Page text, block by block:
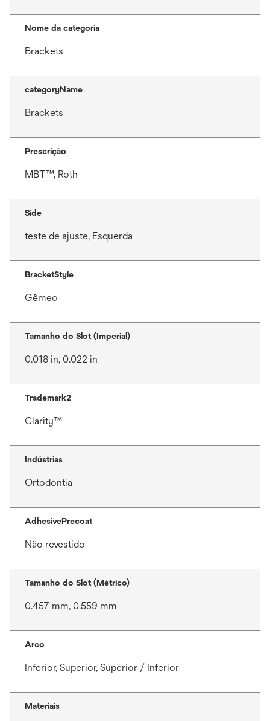
Nome da categoria
Brackets
categoryName
Brackets
Prescrição
MBT™, Roth
Side
teste de ajuste, Esquerda
BracketStyle
Gêmeo
Tamanho do Slot (Imperial)
0.018 in, 0.022 in
Trademark2
Clarity™
Indústrias
Ortodontia
AdhesivePrecoat
Não revestido
Tamanho do Slot (Métrico)
0.457 mm, 0.559 mm
Arco
Inferior, Superior, Superior / Inferior
Materiais